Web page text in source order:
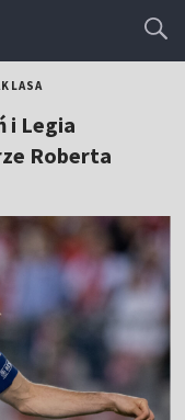
i Legia
Roberta